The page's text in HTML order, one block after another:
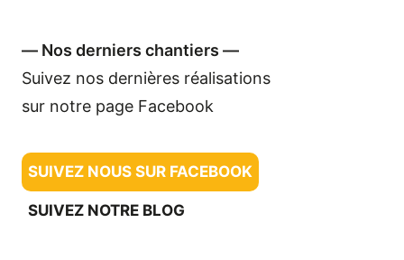
― Nos derniers chantiers ―
Suivez nos dernières réalisations
sur notre page Facebook
SUIVEZ NOUS SUR FACEBOOK
SUIVEZ NOTRE BLOG